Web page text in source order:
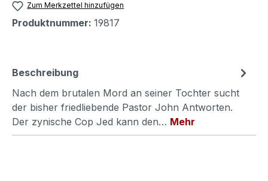
Zum Merkzettel hinzufügen
Produktnummer: 19817
Beschreibung
Nach dem brutalen Mord an seiner Tochter sucht
der bisher friedliebende Pastor John Antworten.
Der zynische Cop Jed kann den… Mehr